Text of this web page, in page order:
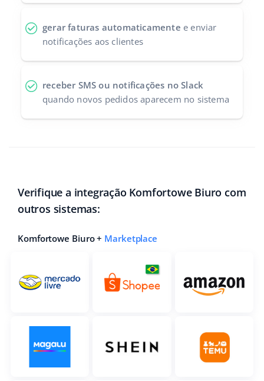
gerar faturas automaticamente e enviar
notificações aos clientes
receber SMS ou notificações no Slack
quando novos pedidos aparecem no sistema
Verifique a integração Komfortowe Biuro com
outros sistemas:
Komfortowe Biuro + Marketplace